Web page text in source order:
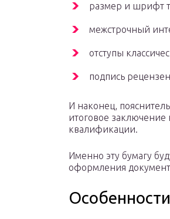
размер и шрифт
межстрочный
отступы
подпись
И наконец,
итоговое
квалификации.
Именно эту бумагу
оформления